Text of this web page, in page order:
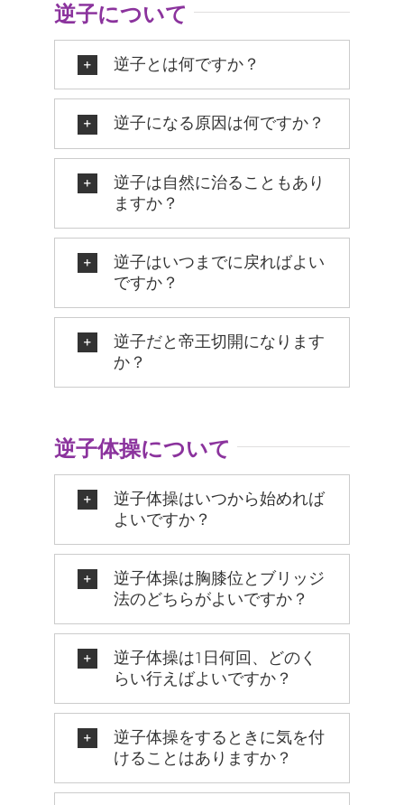
逆子について
逆子とは何ですか？
逆子になる原因は何ですか？
逆子は自然に治ることもあり
ますか？
逆子はいつまでに戻ればよい
ですか？
逆子だと帝王切開になります
か？
逆子体操について
逆子体操はいつから始めれば
よいですか？
逆子体操は胸膝位とブリッジ
法のどちらがよいですか？
逆子体操は1日何回、どのく
らい行えばよいですか？
逆子体操をするときに気を付
けることはありますか？